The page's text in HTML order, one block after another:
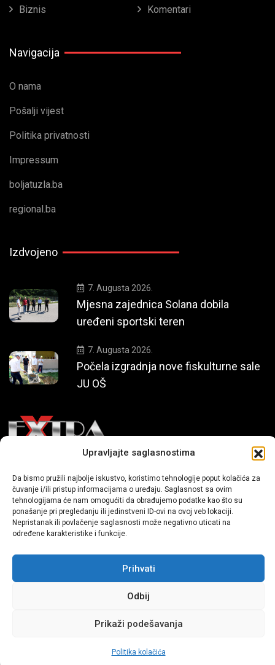
Upravljajte saglasnostima
Da bismo pružili najbolje iskustvo, koristimo tehnologije poput kolačića za
čuvanje i/ili pristup informacijama o uređaju. Saglasnost sa ovim
tehnologijama će nam omogućiti da obrađujemo podatke kao što su
ponašanje pri pregledanju ili jedinstveni ID-ovi na ovoj veb lokaciji.
Nepristanak ili povlačenje saglasnosti može negativno uticati na
određene karakteristike i funkcije.
Prihvati
Odbij
Prikaži podešavanja
Politika kolačića
Biznis Komentari
Navigacija
O nama
Pošalji vijest
Politika privatnosti
Impressum
boljatuzla.ba
regional.ba
Izdvojeno
7. Augusta 2026.
Mjesna zajednica Solana dobila
uređeni sportski teren
7. Augusta 2026.
Počela izgradnja nove fiskulturne sale
JU OŠ
priče iz života, svijeta showbiza, lifestyle-a i popularne kulture.